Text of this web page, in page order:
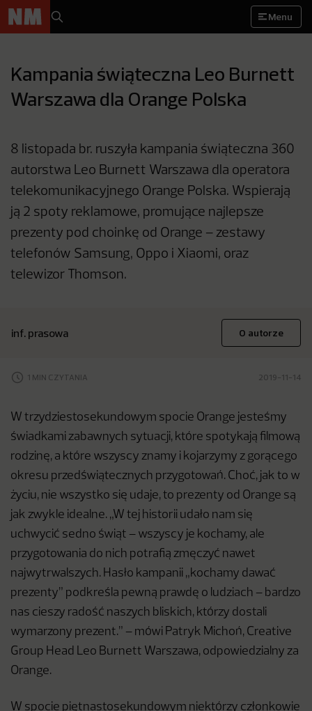
Menu
Kampania świąteczna Leo Burnett
Warszawa dla Orange Polska
8 listopada br. ruszyła kampania świąteczna 360
autorstwa Leo Burnett Warszawa dla operatora
telekomunikacyjnego Orange Polska. Wspierają
ją 2 spoty reklamowe, promujące najlepsze
prezenty pod choinkę od Orange – zestawy
telefonów Samsung, Oppo i Xiaomi, oraz
telewizor Thomson.
inf. prasowa O autorze
1 MIN CZYTANIA 2019-11-14
W trzydziestosekundowym spocie Orange jesteśmy
świadkami zabawnych sytuacji, które spotykają filmową
rodzinę, a które wszyscy znamy i kojarzymy z gorącego
okresu przedświątecznych przygotowań. Choć, jak to w
życiu, nie wszystko się udaje, to prezenty od Orange są
jak zwykle idealne. „W tej historii udało nam się
uchwycić sedno świąt – wszyscy je kochamy, ale
przygotowania do nich potrafią zmęczyć nawet
najwytrwalszych. Hasło kampanii „kochamy dawać
prezenty” podkreśla pewną prawdę o ludziach – bardzo
nas cieszy radość naszych bliskich, którzy dostali
wymarzony prezent.” – mówi Patryk Michoń, Creative
Group Head Leo Burnett Warszawa, odpowiedzialny za
Orange.
W spocie piętnastosekundowym niektórzy członkowie